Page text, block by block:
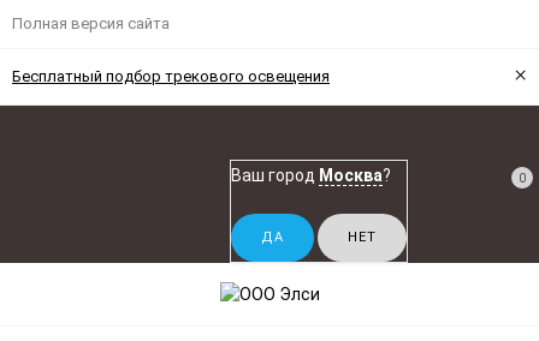
Полная версия сайта
Бесплатный подбор трекового освещения ×
Ваш город Москва? 0